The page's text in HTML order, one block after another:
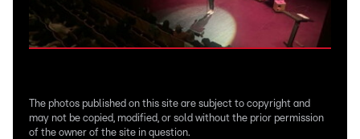
The photos published on this site are subject to copyright and
may not be copied, modified, or sold without the prior permission
of the owner of the site in question.